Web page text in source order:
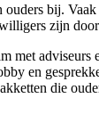
bij.
zijn
met
en
die